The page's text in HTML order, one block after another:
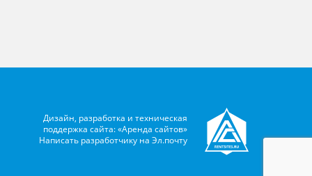
Дизайн, разработка и техническая
поддержка сайта: «Аренда сайтов»
Написать разработчику наЭл.почту